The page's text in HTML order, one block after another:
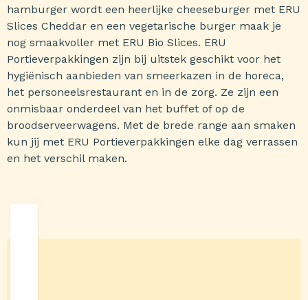
hamburger wordt een heerlijke cheeseburger met ERU
Slices Cheddar en een vegetarische burger maak je
nog smaakvoller met ERU Bio Slices. ERU
Portieverpakkingen zijn bij uitstek geschikt voor het
hygiënisch aanbieden van smeerkazen in de horeca,
het personeelsrestaurant en in de zorg. Ze zijn een
onmisbaar onderdeel van het buffet of op de
broodserveerwagens. Met de brede range aan smaken
kun jij met ERU Portieverpakkingen elke dag verrassen
en het verschil maken.